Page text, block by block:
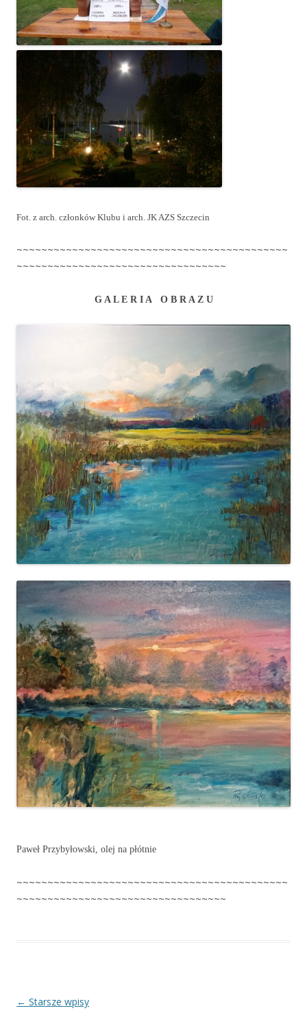
Fot. z arch. członków Klubu i arch. JK AZS Szczecin
~~~~~~~~~~~~~~~~~~~~~~~~~~~~~~~~~~~~~~~~~~~~
~~~~~~~~~~~~~~~~~~~~~~~~~~~~~~~~~~
G A L E R I A O B R A Z U
Paweł Przybyłowski, olej na płótnie
~~~~~~~~~~~~~~~~~~~~~~~~~~~~~~~~~~~~~~~~~~~~
~~~~~~~~~~~~~~~~~~~~~~~~~~~~~~~~~~
Nawigacja
← Starsze wpisy